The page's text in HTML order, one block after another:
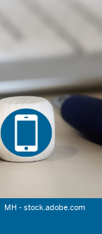
MH - stock.adobe.com